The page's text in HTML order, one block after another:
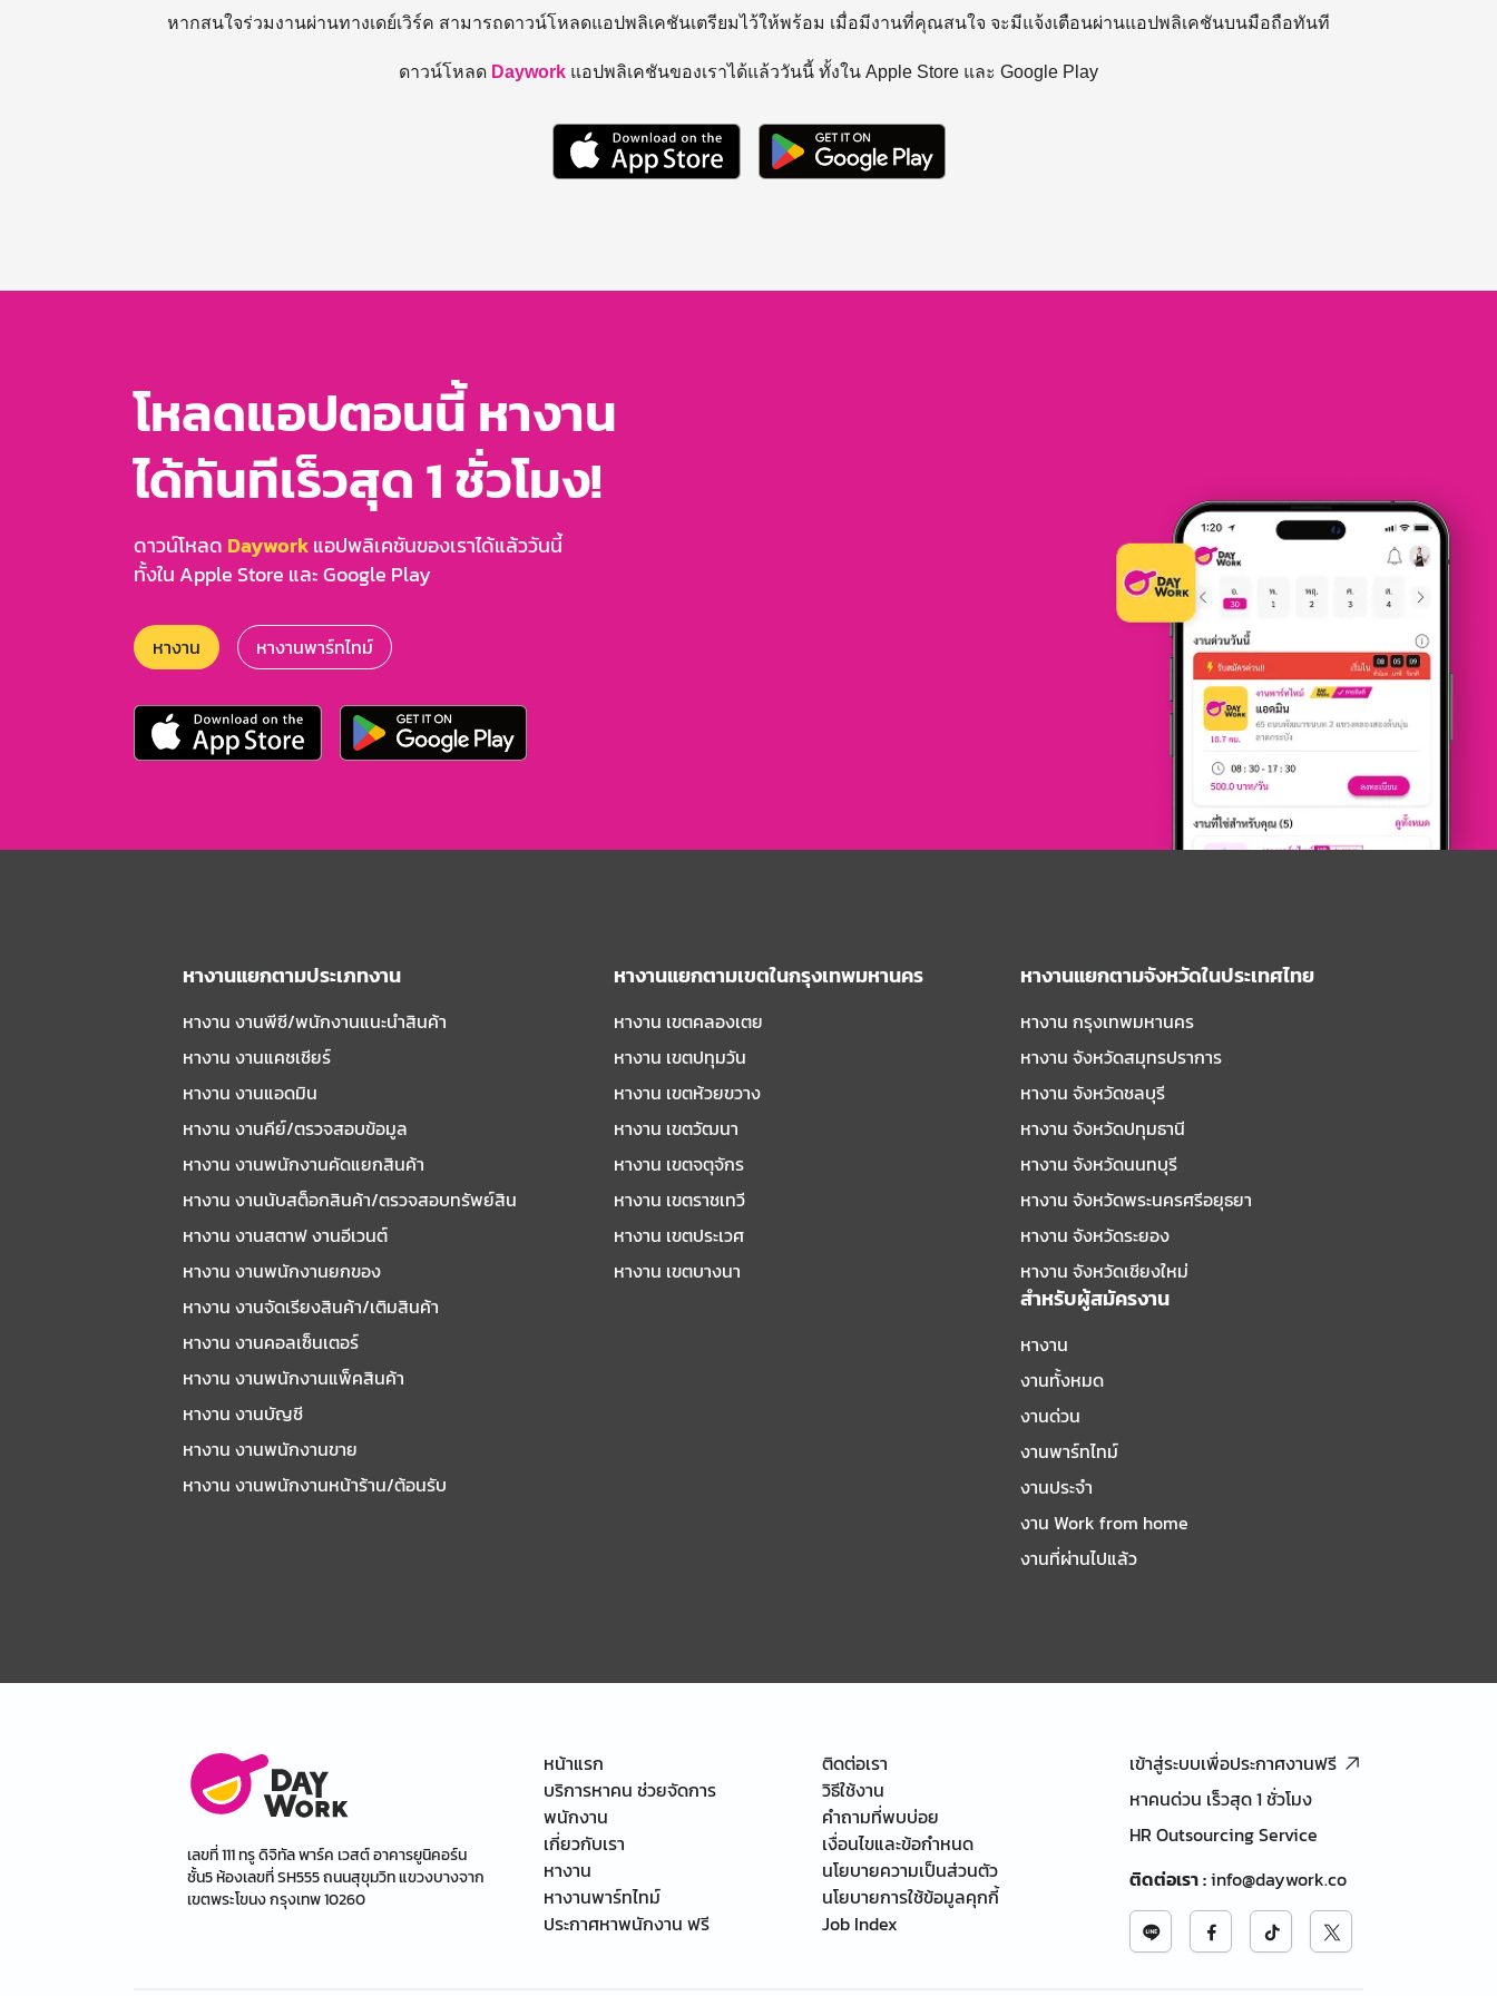
หากสนใจร่วมงานผ่านทางเดย์เวิร์ค สามารถดาวน์โหลดแอปพลิเคชันเตรียมไว้ให้พร้อม เมื่อมีงานที่คุณสนใจ จะมีแจ้งเตือนผ่านแอปพลิเคชันบนมือถือทันที
ดาวน์โหลด Daywork แอปพลิเคชันของเราได้แล้ววันนี้ ทั้งใน Apple Store และ Google Play
โหลดแอปตอนนี้ หางาน
ได้ทันทีเร็วสุด 1 ชั่วโมง!
ดาวน์โหลด Dayworkแอปพลิเคชันของเราได้แล้ววันนี้
ทั้งใน Apple Store และ Google Play
หางาน หางานพาร์ทไทม์
หางานแยกตามประเภทงาน
หางาน งานพีซี/พนักงานแนะนําสินค้า
หางาน งานแคชเชียร์
หางาน งานแอดมิน
หางาน งานคีย์/ตรวจสอบข้อมูล
หางาน งานพนักงานคัดแยกสินค้า
หางาน งานนับสต็อกสินค้า/ตรวจสอบทรัพย์สิน
หางาน งานสตาฟ งานอีเวนต์
หางาน งานพนักงานยกของ
หางาน งานจัดเรียงสินค้า/เติมสินค้า
หางาน งานคอลเซ็นเตอร์
หางาน งานพนักงานแพ็คสินค้า
หางาน งานบัญชี
หางาน งานพนักงานขาย
หางาน งานพนักงานหน้าร้าน/ต้อนรับ
หางานแยกตามเขตในกรุงเทพมหานคร
หางาน เขตคลองเตย
หางาน เขตปทุมวัน
หางาน เขตห้วยขวาง
หางาน เขตวัฒนา
หางาน เขตจตุจักร
หางาน เขตราชเทวี
หางาน เขตประเวศ
หางาน เขตบางนา
หางานแยกตามจังหวัดในประเทศไทย
หางาน กรุงเทพมหานคร
หางาน จังหวัดสมุทรปราการ
หางาน จังหวัดชลบุรี
หางาน จังหวัดปทุมธานี
หางาน จังหวัดนนทบุรี
หางาน จังหวัดพระนครศรีอยุธยา
หางาน จังหวัดระยอง
หางาน จังหวัดเชียงใหม่
สำหรับผู้สมัครงาน
หางาน
งานทั้งหมด
งานด่วน
งานพาร์ทไทม์
งานประจำ
งาน Work from home
งานที่ผ่านไปแล้ว
เลขที่ 111 ทรู ดิจิทัล พาร์ค เวสต์ อาคารยูนิคอร์น
ชั้น5 ห้องเลขที่ SH555 ถนนสุขุมวิท แขวงบางจาก
เขตพระโขนง กรุงเทพ 10260
หน้าแรก
บริการหาคน ช่วยจัดการ
พนักงาน
เกี่ยวกับเรา
หางาน
หางานพาร์ทไทม์
ประกาศหาพนักงาน ฟรี
ติดต่อเรา
วิธีใช้งาน
คำถามที่พบบ่อย
เงื่อนไขและข้อกำหนด
นโยบายความเป็นส่วนตัว
นโยบายการใช้ข้อมูลคุกกี้
Job Index
เข้าสู่ระบบเพื่อประกาศงานฟรี
หาคนด่วน เร็วสุด 1 ชั่วโมง
HR Outsourcing Service
ติดต่อเรา:info@daywork.co